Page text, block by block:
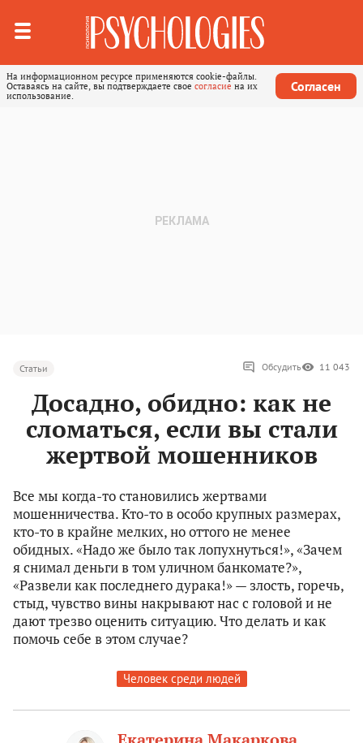
На информационном ресурсе применяются cookie-файлы.
Оставаясь на сайте, вы подтверждаете свое согласие на их
использование.
Согласен
Статьи Обсудить 11 043
Досадно, обидно: как не
сломаться, если вы стали
жертвой мошенников
Все мы когда-то становились жертвами
мошенничества. Кто-то в особо крупных размерах,
кто-то в крайне мелких, но оттого не менее
обидных. «Надо же было так лопухнуться!», «Зачем
я снимал деньги в том уличном банкомате?»,
«Развели как последнего дурака!» — злость, горечь,
стыд, чувство вины накрывают нас с головой и не
дают трезво оценить ситуацию. Что делать и как
помочь себе в этом случае?
Человек среди людей